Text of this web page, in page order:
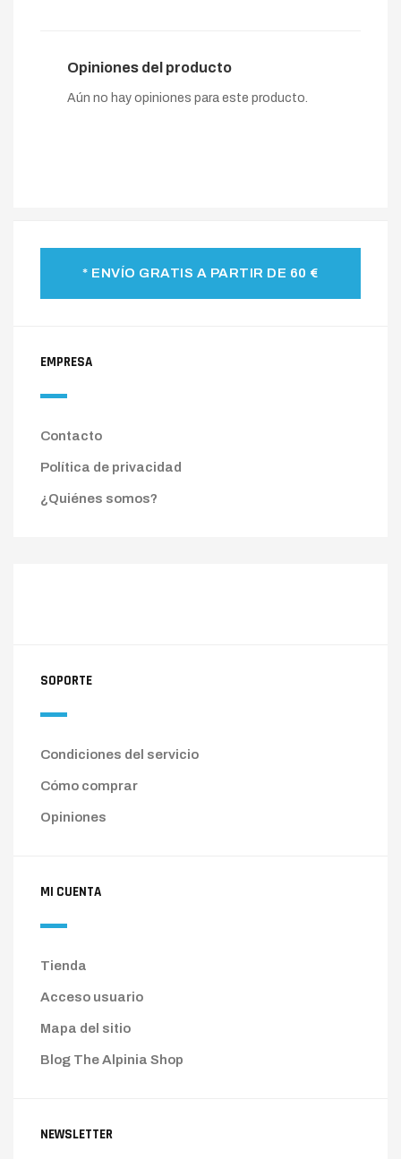
Opiniones del producto
Aún no hay opiniones para este producto.
* ENVÍO GRATIS A PARTIR DE 60 €
EMPRESA
Contacto
Política de privacidad
¿Quiénes somos?
SOPORTE
Condiciones del servicio
Cómo comprar
Opiniones
MI CUENTA
Tienda
Acceso usuario
Mapa del sitio
Blog The Alpinia Shop
NEWSLETTER